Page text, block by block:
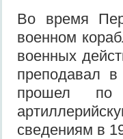
Во время
военном
военных
преподавал
прошел по
сведениям в